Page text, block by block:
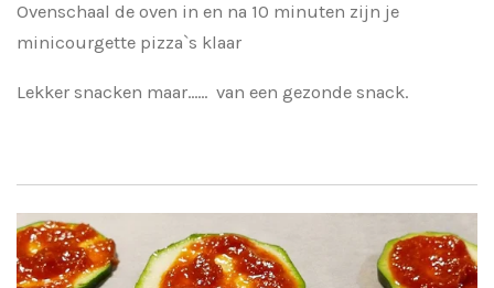
Ovenschaal de oven in en na 10 minuten zijn je
minicourgette pizza`s klaar
Lekker snacken maar...... van een gezonde snack.